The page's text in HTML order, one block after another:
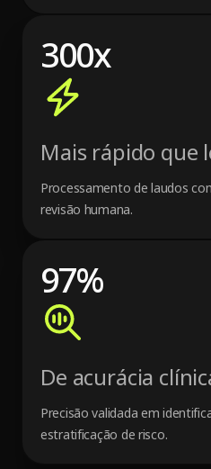
30
4
3
2
7
8
0
4
2
0
0
4
3
2
7
8
0
4
2
0
x
Mais rápido que
Processamento de laudos
revisão humana.
4
3
7
8
6
97
4
3
2
7
%
De acurácia
Precisão validada em
estratificação de risco.